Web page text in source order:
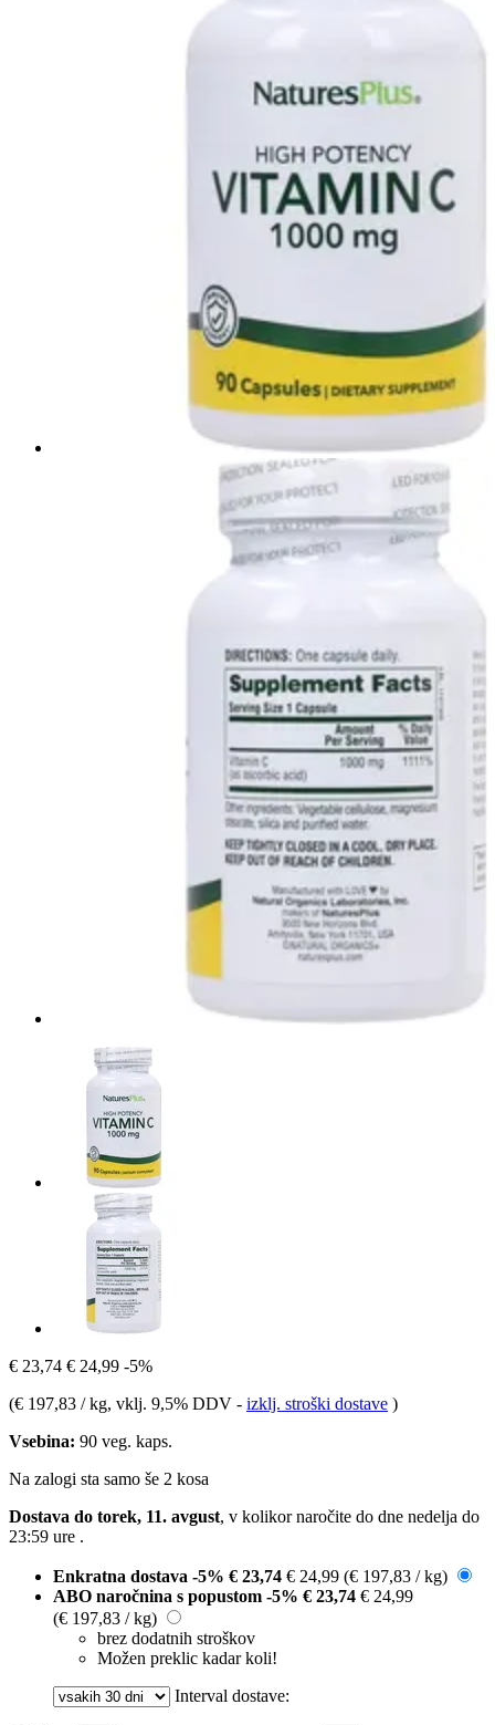
€ 23,74 € 24,99 -5%
(€ 197,83 / kg, vklj. 9,5% DDV - izklj. stroški dostave )
Vsebina: 90 veg. kaps.
Na zalogi sta samo še 2 kosa
Dostava do torek, 11. avgust, v kolikor naročite do dne nedelja do
23:59 ure .
Enkratna dostava -5% € 23,74 € 24,99 (€ 197,83 / kg)
ABO naročnina s popustom -5% € 23,74 € 24,99
(€ 197,83 / kg)
brez dodatnih stroškov
Možen preklic kadar koli!
Interval dostave: